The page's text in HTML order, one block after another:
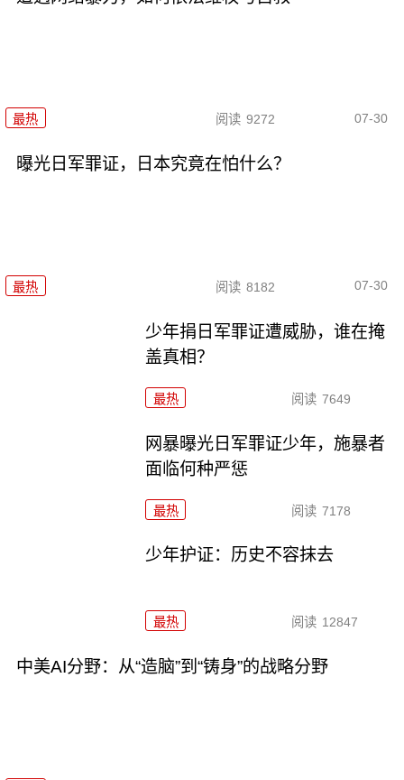
最热 阅读 9272 07-30
曝光日军罪证，日本究竟在怕什么？
最热 阅读 8182 07-30
少年捐日军罪证遭威胁，谁在掩
盖真相？
最热 阅读 7649
网暴曝光日军罪证少年，施暴者
面临何种严惩
最热 阅读 7178
少年护证：历史不容抹去
最热 阅读 12847
中美AI分野：从“造脑”到“铸身”的战略分野